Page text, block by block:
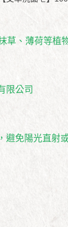
草、薄荷等植
公司
避免陽光直射